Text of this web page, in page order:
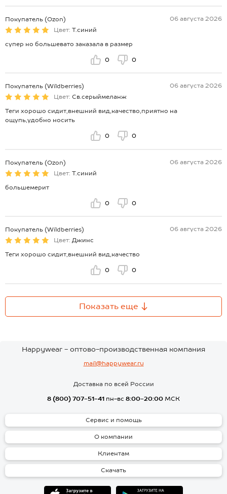
Покупатель (Ozon)
06 августа 2026
Цвет: Т.синий
супер но большевато заказала в размер
0 0
Покупатель (Wildberries)
06 августа 2026
Цвет: Св.серыймеланж
Теги хорошо сидит,внешний вид,качество,приятно на
ощупь,удобно носить
0 0
Покупатель (Ozon)
06 августа 2026
Цвет: Т.синий
большемерит
0 0
Покупатель (Wildberries)
06 августа 2026
Цвет: Джинс
Теги хорошо сидит,внешний вид,качество
0 0
Показать еще
Happywear - оптово-производственная компания
mail@happywear.ru
Доставка по всей России
8 (800) 707-51-41 пн-вс 8:00-20:00 МСК
Сервис и помощь
О компании
Клиентам
Скачать